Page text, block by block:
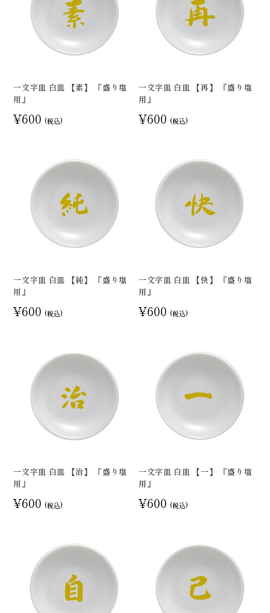
一文字皿 白皿 【素】 『盛り塩
用』
¥600 (税込)
一文字皿 白皿 【再】 『盛り塩
用』
¥600 (税込)
一文字皿 白皿 【純】 『盛り塩
用』
¥600 (税込)
一文字皿 白皿 【快】 『盛り塩
用』
¥600 (税込)
一文字皿 白皿 【治】 『盛り塩
用』
¥600 (税込)
一文字皿 白皿 【一】 『盛り塩
用』
¥600 (税込)